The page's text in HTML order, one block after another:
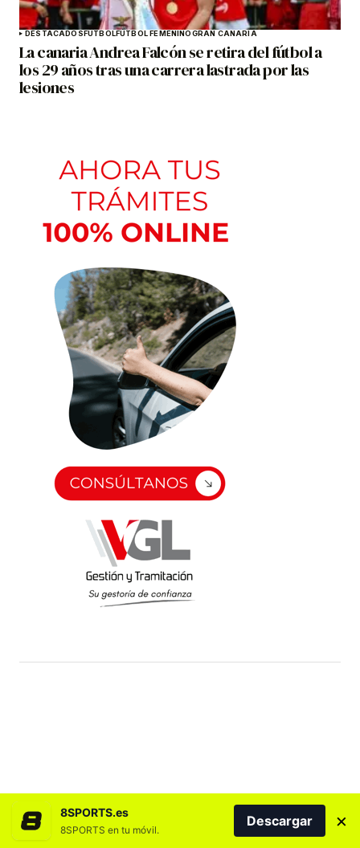
DESTACADOSFÚTBOLFÚTBOL FEMENINOGRAN CANARIA
La canaria Andrea Falcón se retira del fútbol a
los 29 años tras una carrera lastrada por las
lesiones
8SPORTS.es
8SPORTS en tu móvil.
Descargar ×